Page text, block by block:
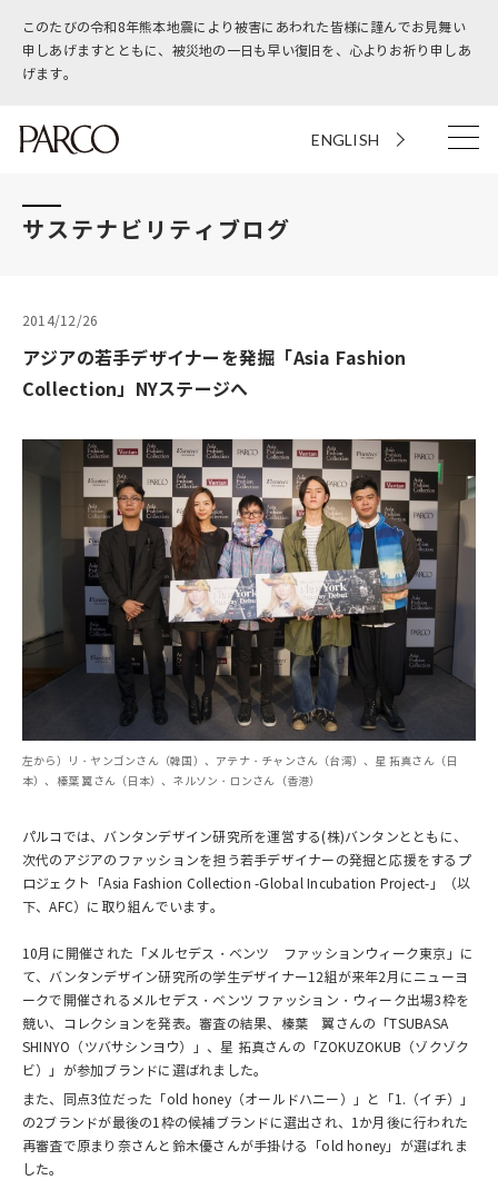
このたびの令和8年熊本地震により被害にあわれた皆様に謹んでお見舞い
申しあげますとともに、被災地の一日も早い復旧を、心よりお祈り申しあ
げます。
ENGLISH
サステナビリティブログ
2014/12/26
アジアの若手デザイナーを発掘「Asia Fashion
Collection」NYステージへ
左から）リ・ヤンゴンさん（韓国）、アテナ・チャンさん（台湾）、星 拓真さん（日
本）、榛葉 翼さん（日本）、ネルソン・ロンさん（香港）
パルコでは、バンタンデザイン研究所を運営する(株)バンタンとともに、
次代のアジアのファッションを担う若手デザイナーの発掘と応援をするプ
ロジェクト「Asia Fashion Collection -Global Incubation Project-」（以
下、AFC）に取り組んでいます。
10月に開催された「メルセデス・ベンツ ファッションウィーク東京」に
て、バンタンデザイン研究所の学生デザイナー12組が来年2月にニューヨ
ークで開催されるメルセデス・ベンツ ファッション・ウィーク出場3枠を
競い、コレクションを発表。審査の結果、榛葉 翼さんの「TSUBASA
SHINYO（ツバサシンヨウ）」、星 拓真さんの「ZOKUZOKUB（ゾクゾク
ビ）」が参加ブランドに選ばれました。
また、同点3位だった「old honey（オールドハニー）」と「1.（イチ）」
の2ブランドが最後の1枠の候補ブランドに選出され、1か月後に行われた
再審査で原まり奈さんと鈴木優さんが手掛ける「old honey」が選ばれま
した。